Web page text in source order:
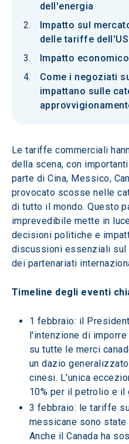
dell'energia
Impatto sul
delle tariffe
Impatto
Come i negoziati
impattano sulle
Le tariffe commerciali
della scena, con
parte di Cina, Messico,
provocato scosse nelle
di tutto il mondo. Questo
imprevedibile mette in
decisioni politiche e
discussioni essenziali sul
dei partenariati
Timeline degli eventi
1 febbraio: il
l'intenzione di
su tutte le merci
un dazio
cinesi. L'unica
10% per il petrolio e il
3 febbraio: le tariffe
messicane sono
Anche il Canada ha